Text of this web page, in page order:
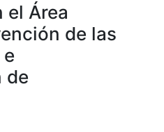
el Área
de las
de